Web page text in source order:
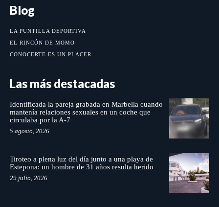
Blog
LA PUNTILLA DEPORTIVA
EL RINCÓN DE MOMO
CONOCERTE ES UN PLACER
Las más destacadas
Identificada la pareja grabada en Marbella cuando
mantenía relaciones sexuales en un coche que
circulaba por la A-7
5 agosto, 2026
Tiroteo a plena luz del día junto a una playa de
Estepona: un hombre de 31 años resulta herido
29 julio, 2026